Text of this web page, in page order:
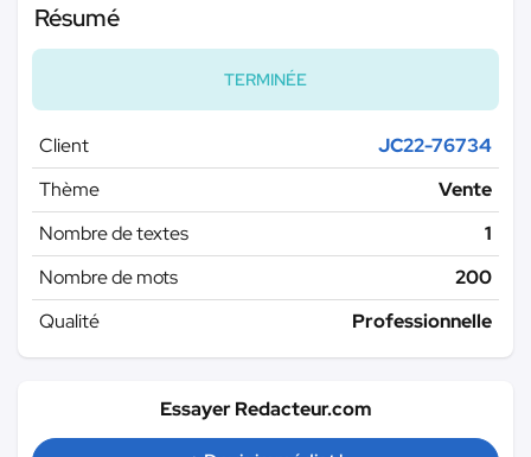
Résumé
TERMINÉE
Client
JC22-76734
Thème
Vente
Nombre de textes
1
Nombre de mots
200
Qualité
Professionnelle
Essayer Redacteur.com